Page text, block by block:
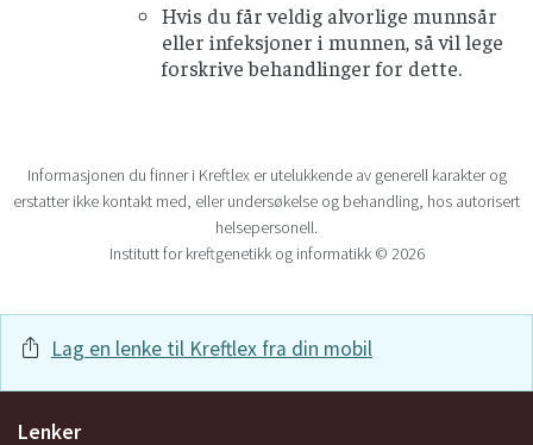
Hvis du får veldig alvorlige munnsår
eller infeksjoner i munnen, så vil lege
forskrive behandlinger for dette.
Informasjonen du finner i Kreftlex er utelukkende av generell karakter og
erstatter ikke kontakt med, eller undersøkelse og behandling, hos autorisert
helsepersonell.
Institutt for kreftgenetikk og informatikk © 2026
Lag en lenke til Kreftlex fra din mobil
Lenker